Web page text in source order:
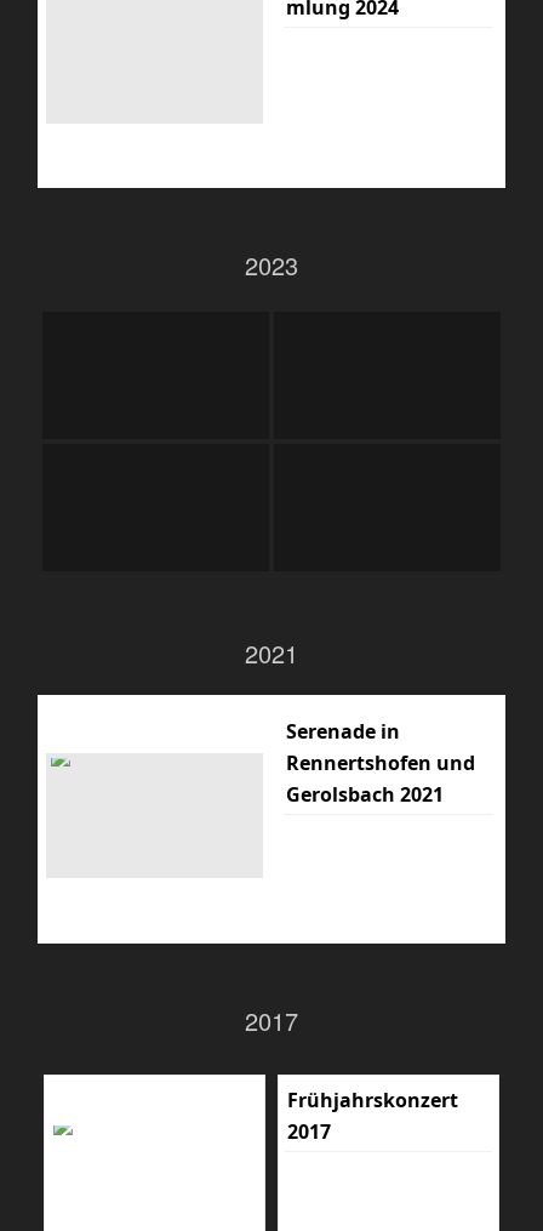
mlung 2024
2023
2021
Serenade in
Rennertshofen und
Gerolsbach 2021
2017
Frühjahrskonzert
2017